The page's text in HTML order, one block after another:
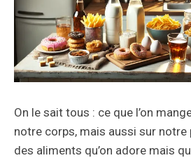
On le sait tous : ce que l’on
notre corps, mais aussi sur notre
des aliments qu’on adore mais